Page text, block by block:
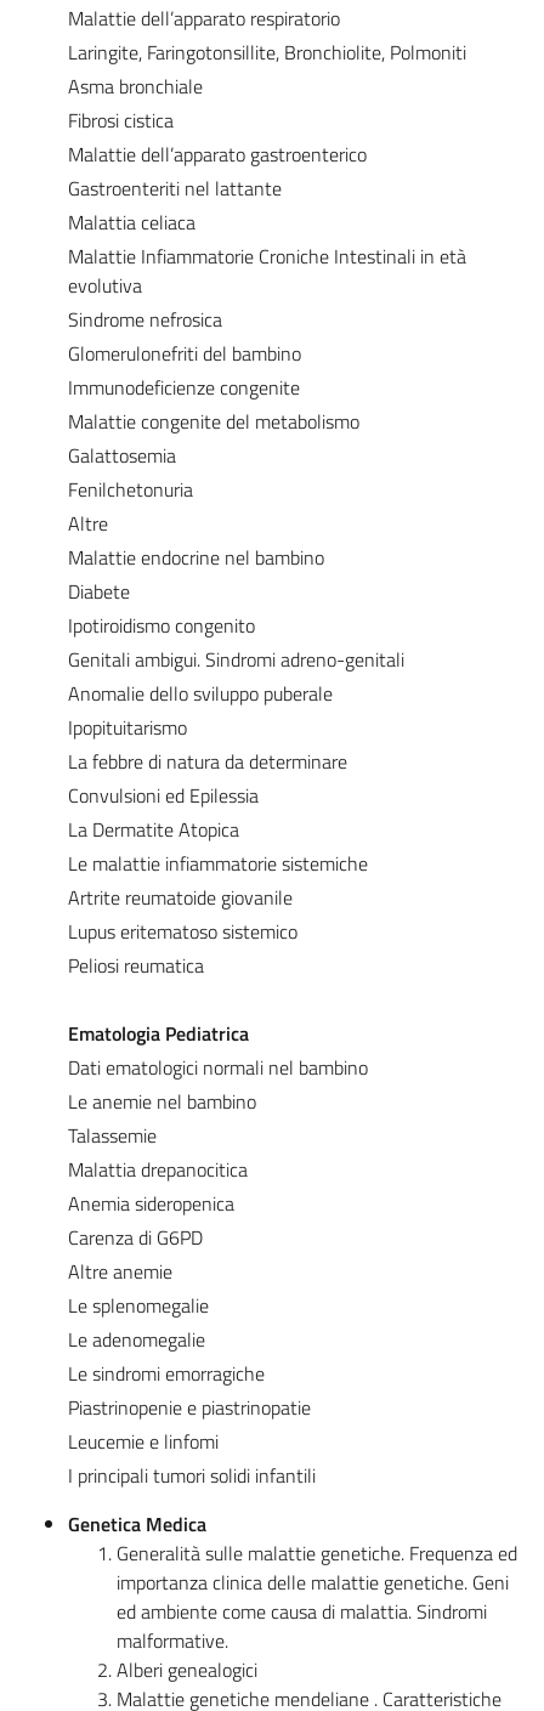
Malattie dell’apparato respiratorio
Laringite, Faringotonsillite, Bronchiolite, Polmoniti
Asma bronchiale
Fibrosi cistica
Malattie dell’apparato gastroenterico
Gastroenteriti nel lattante
Malattia celiaca
Malattie Infiammatorie Croniche Intestinali in età
evolutiva
Sindrome nefrosica
Glomerulonefriti del bambino
Immunodeficienze congenite
Malattie congenite del metabolismo
Galattosemia
Fenilchetonuria
Altre
Malattie endocrine nel bambino
Diabete
Ipotiroidismo congenito
Genitali ambigui. Sindromi adreno-genitali
Anomalie dello sviluppo puberale
Ipopituitarismo
La febbre di natura da determinare
Convulsioni ed Epilessia
La Dermatite Atopica
Le malattie infiammatorie sistemiche
Artrite reumatoide giovanile
Lupus eritematoso sistemico
Peliosi reumatica
Ematologia Pediatrica
Dati ematologici normali nel bambino
Le anemie nel bambino
Talassemie
Malattia drepanocitica
Anemia sideropenica
Carenza di G6PD
Altre anemie
Le splenomegalie
Le adenomegalie
Le sindromi emorragiche
Piastrinopenie e piastrinopatie
Leucemie e linfomi
I principali tumori solidi infantili
Genetica Medica
Generalità sulle malattie genetiche. Frequenza ed
importanza clinica delle malattie genetiche. Geni
ed ambiente come causa di malattia. Sindromi
malformative.
Alberi genealogici
Malattie genetiche mendeliane . Caratteristiche